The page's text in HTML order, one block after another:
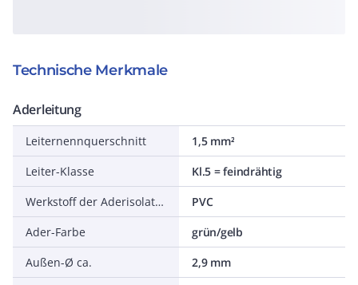
Technische Merkmale
Aderleitung
Leiternennquerschnitt
1,5 mm²
Leiter-Klasse
Kl.5 = feindrähtig
Werkstoff der Aderisolation
PVC
Ader-Farbe
grün/gelb
Außen-Ø ca.
2,9 mm